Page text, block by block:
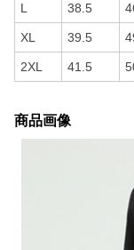
L 38.5
XL 39.5
2XL 41.5
商品画像